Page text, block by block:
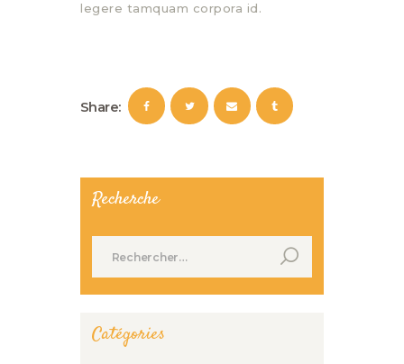
legere tamquam corpora id.
Share:
Recherche
Catégories